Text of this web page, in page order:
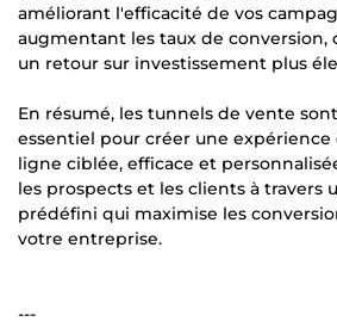
améliorant l'efficacité de vos
augmentant les taux de conversion,
un retour sur investissement plus
En résumé, les tunnels de vente
essentiel pour créer une
ligne ciblée, efficace et
les prospects et les clients à travers
prédéfini qui maximise les
votre entreprise.
---